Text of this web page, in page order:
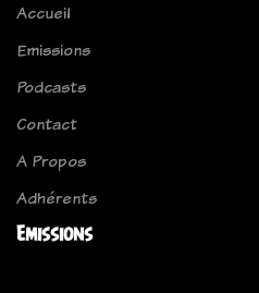
Accueil
Emissions
Podcasts
Contact
A Propos
Adhérents
Emissions